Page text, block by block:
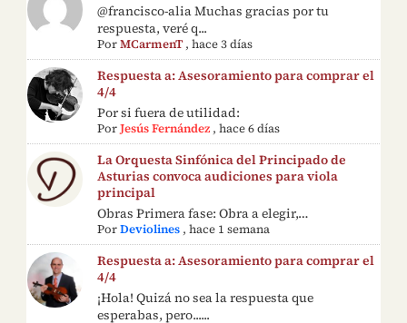
@francisco-alia Muchas gracias por tu
respuesta, veré q...
PorMCarmenT,hace 3 días
Respuesta a: Asesoramiento para comprar el
4/4
Por si fuera de utilidad:
PorJesús Fernández ,hace 6 días
La Orquesta Sinfónica del Principado de
Asturias convoca audiciones para viola
principal
Obras Primera fase: Obra a elegir,…
PorDeviolines ,hace 1 semana
Respuesta a: Asesoramiento para comprar el
4/4
¡Hola! Quizá no sea la respuesta que
esperabas, pero......